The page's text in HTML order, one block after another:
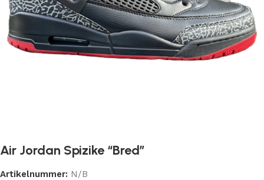
Air Jordan Spizike “Bred”
Artikelnummer: N/B